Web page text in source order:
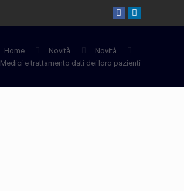
Home Novità
Novità
Medici e trattamento dati dei loro pazienti